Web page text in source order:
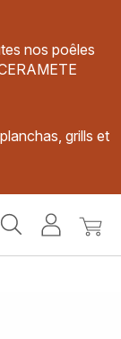
nos poêles
grills et
MonMon